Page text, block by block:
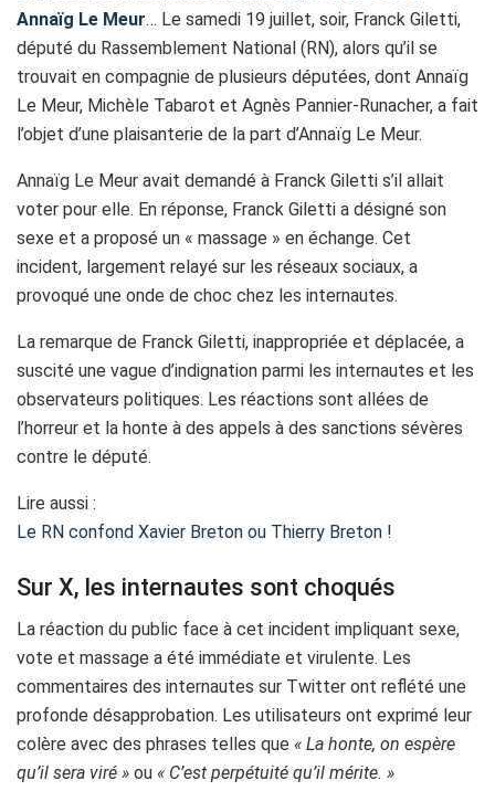
Annaïg Le Meur… Le samedi 19 juillet, soir, Franck Giletti,
député du Rassemblement National (RN), alors qu’il se
trouvait en compagnie de plusieurs députées, dont Annaïg
Le Meur, Michèle Tabarot et Agnès Pannier-Runacher, a fait
l’objet d’une plaisanterie de la part d’Annaïg Le Meur.
Annaïg Le Meur avait demandé à Franck Giletti s’il allait
voter pour elle. En réponse, Franck Giletti a désigné son
sexe et a proposé un « massage » en échange. Cet
incident, largement relayé sur les réseaux sociaux, a
provoqué une onde de choc chez les internautes.
La remarque de Franck Giletti, inappropriée et déplacée, a
suscité une vague d’indignation parmi les internautes et les
observateurs politiques. Les réactions sont allées de
l’horreur et la honte à des appels à des sanctions sévères
contre le député.
Lire aussi :
Le RN confond Xavier Breton ou Thierry Breton !
Sur X, les internautes sont choqués
La réaction du public face à cet incident impliquant sexe,
vote et massage a été immédiate et virulente. Les
commentaires des internautes sur Twitter ont reflété une
profonde désapprobation. Les utilisateurs ont exprimé leur
colère avec des phrases telles que « La honte, on espère
qu’il sera viré » ou « C’est perpétuité qu’il mérite. »